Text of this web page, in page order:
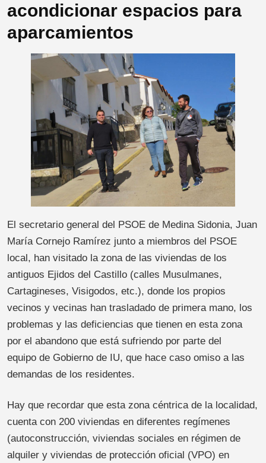
acondicionar espacios para
aparcamientos
El secretario general del PSOE de Medina Sidonia, Juan
María Cornejo Ramírez junto a miembros del PSOE
local, han visitado la zona de las viviendas de los
antiguos Ejidos del Castillo (calles Musulmanes,
Cartagineses, Visigodos, etc.), donde los propios
vecinos y vecinas han trasladado de primera mano, los
problemas y las deficiencias que tienen en esta zona
por el abandono que está sufriendo por parte del
equipo de Gobierno de IU, que hace caso omiso a las
demandas de los residentes.
Hay que recordar que esta zona céntrica de la localidad,
cuenta con 200 viviendas en diferentes regímenes
(autoconstrucción, viviendas sociales en régimen de
alquiler y viviendas de protección oficial (VPO) en